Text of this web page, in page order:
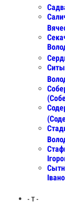
- Т -